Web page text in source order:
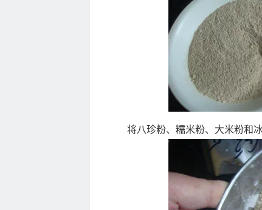
将八珍粉、糯米粉、大米粉和